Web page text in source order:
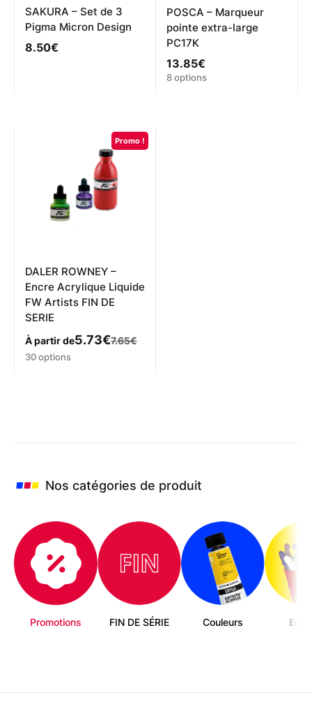
produit
SAKURA – Set de 3
Pigma Micron Design
8.50€
POSCA – Marqueur
pointe extra-large
PC17K
13.85€
Ce
8 options
Promo !
DALER ROWNEY –
Encre Acrylique Liquide
FW Artists FIN DE
SERIE
À partir de 7.65€
5.73€
Ce
options
choisies
page
du
produit
30 options
Nos catégories de produit
Promotions FIN DE SÉRIE Couleurs